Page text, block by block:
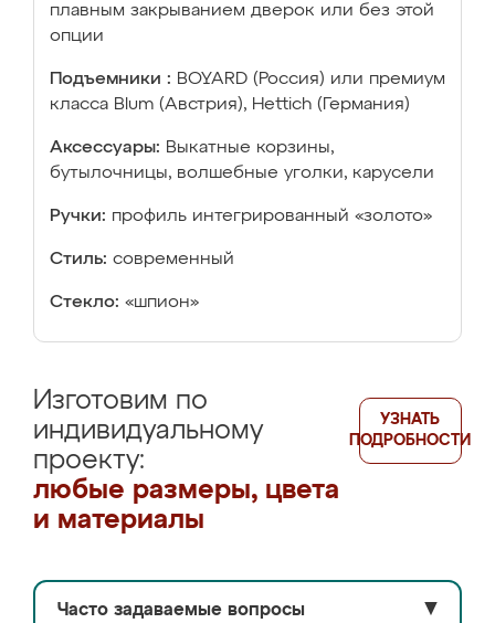
плавным закрыванием дверок или без этой
опции
Подъемники : BOYARD (Россия) или премиум
класса Blum (Австрия), Hettich (Германия)
Аксессуары: Выкатные корзины,
бутылочницы, волшебные уголки, карусели
Ручки: профиль интегрированный «золото»
Стиль: современный
Стекло: «шпион»
Изготовим по
индивидуальному
проекту:
любые размеры, цвета
и материалы
УЗНАТЬ
ПОДРОБНОСТИ
Часто задаваемые вопросы ▼